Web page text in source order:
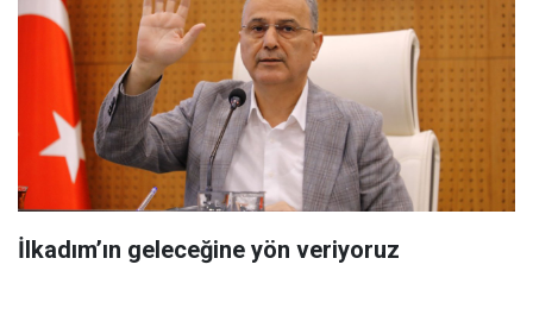
İlkadım’ın geleceğine yön veriyoruz